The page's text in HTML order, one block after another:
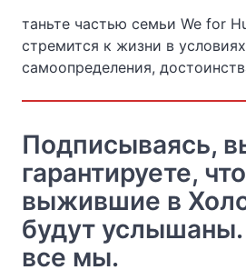
таньте частью семьи We for
стремится к жизни в
самоопределения,
Подписываясь,
гарантируете, что
выжившие в
будут
все мы.